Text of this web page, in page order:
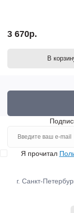
3 670р.
В
Я прочитал
г. Санкт-